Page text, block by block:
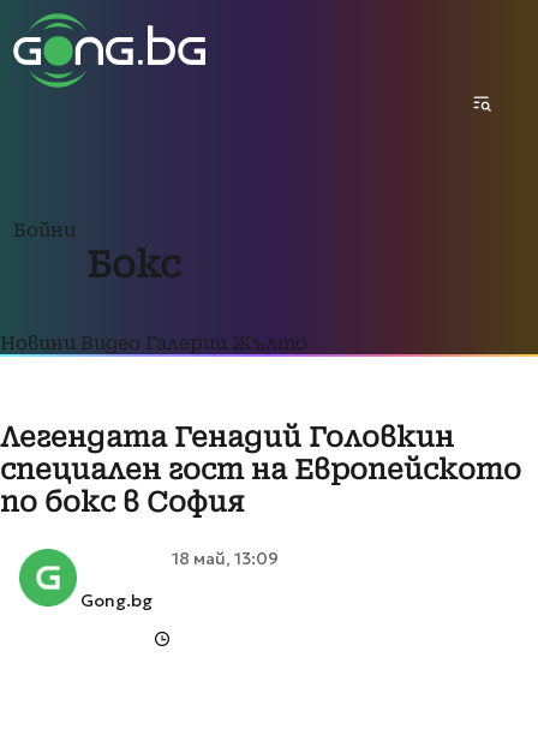
Бойни
Бокс
Новини Видео Галерии Жълто
Легендата Генадий Головкин
специален гост на Европейското
по бокс в София
Gong.bg
18 май, 13:09